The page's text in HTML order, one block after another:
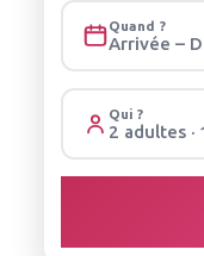
Quand ?
Arrivée –
Qui ?
2 adultes ·